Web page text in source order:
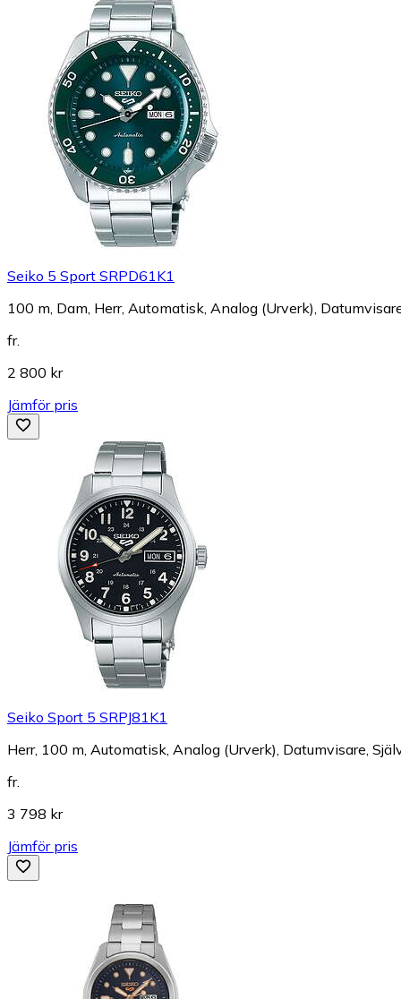
Seiko 5 Sport SRPD61K1
100 m, Dam, Herr, Automatisk, Analog (Urverk),
fr.
2 800 kr
Jämför pris
Seiko Sport 5 SRPJ81K1
Herr, 100 m, Automatisk, Analog (Urverk), Datumvisare,
fr.
3 798 kr
Jämför pris